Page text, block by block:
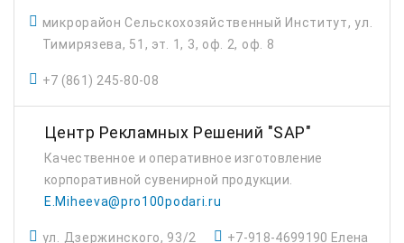
микрорайон Сельскохозяйственный Институт, ул.
Тимирязева, 51, эт. 1, 3, оф. 2, оф. 8
+7 (861) 245-80-08
Центр Рекламных Решений "SAP"
Качественное и оперативное изготовление
корпоративной сувенирной продукции.
E.Miheeva@pro100podari.ru
ул. Дзержинского, 93/2 +7-918-4699190 Елена